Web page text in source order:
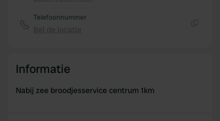
Telefoonnummer
Informatie
Nabij zee broodjesservice centrum 1km